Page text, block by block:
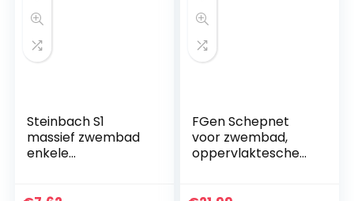
Steinbach S1
massief zwembad
enkele
FGen Schepnet
voor zwembad,
oppervlakteschep